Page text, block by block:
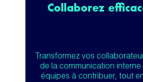
Collaborez
Transformez vos
de la communication
équipes à contribuer, tout